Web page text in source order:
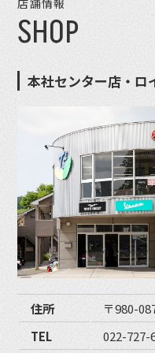
SHOP
本社センター店・ロ
住所
〒980-
TEL
022-727-